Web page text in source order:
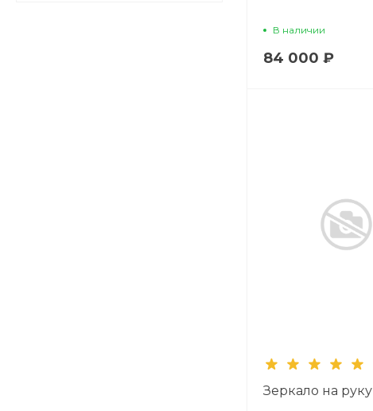
В наличии
84 000 ₽
Зеркало на руку